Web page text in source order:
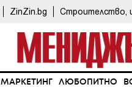
ZinZin.bg Строителство,
МАРКЕТИНГ ЛЮБОПИТНО